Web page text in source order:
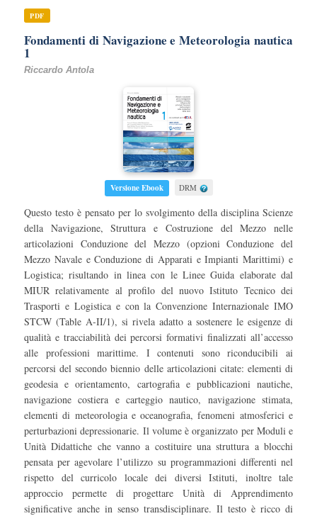
PDF
Fondamenti di Navigazione e Meteorologia nautica
1
Riccardo Antola
Versione Ebook DRM
Questo testo è pensato per lo svolgimento della disciplina Scienze
della Navigazione, Struttura e Costruzione del Mezzo nelle
articolazioni Conduzione del Mezzo (opzioni Conduzione del
Mezzo Navale e Conduzione di Apparati e Impianti Marittimi) e
Logistica; risultando in linea con le Linee Guida elaborate dal
MIUR relativamente al profilo del nuovo Istituto Tecnico dei
Trasporti e Logistica e con la Convenzione Internazionale IMO
STCW (Table A-II/1), si rivela adatto a sostenere le esigenze di
qualità e tracciabilità dei percorsi formativi finalizzati all’accesso
alle professioni marittime. I contenuti sono riconducibili ai
percorsi del secondo biennio delle articolazioni citate: elementi di
geodesia e orientamento, cartografia e pubblicazioni nautiche,
navigazione costiera e carteggio nautico, navigazione stimata,
elementi di meteorologia e oceanografia, fenomeni atmosferici e
perturbazioni depressionarie. Il volume è organizzato per Moduli e
Unità Didattiche che vanno a costituire una struttura a blocchi
pensata per agevolare l’utilizzo su programmazioni differenti nel
rispetto del curricolo locale dei diversi Istituti, inoltre tale
approccio permette di progettare Unità di Apprendimento
significative anche in senso transdisciplinare. Il testo è ricco di